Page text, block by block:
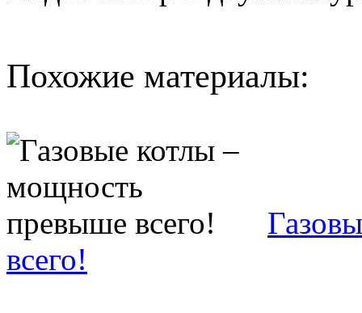
Похожие материалы:
всего!